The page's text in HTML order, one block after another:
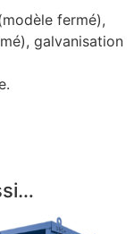
fermé),
galvanisation